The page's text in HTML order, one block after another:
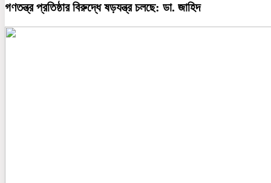
গণতন্ত্র প্রতিষ্ঠার বিরুদ্ধে ষড়যন্ত্র চলছে: ডা. জাহিদ